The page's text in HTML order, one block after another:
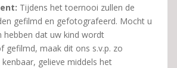
Tijdens het toernooi zullen de
gefilmd en gefotografeerd. Mocht u
hebben dat uw kind wordt
gefilmd, maak dit ons s.v.p. zo
gelieve middels het